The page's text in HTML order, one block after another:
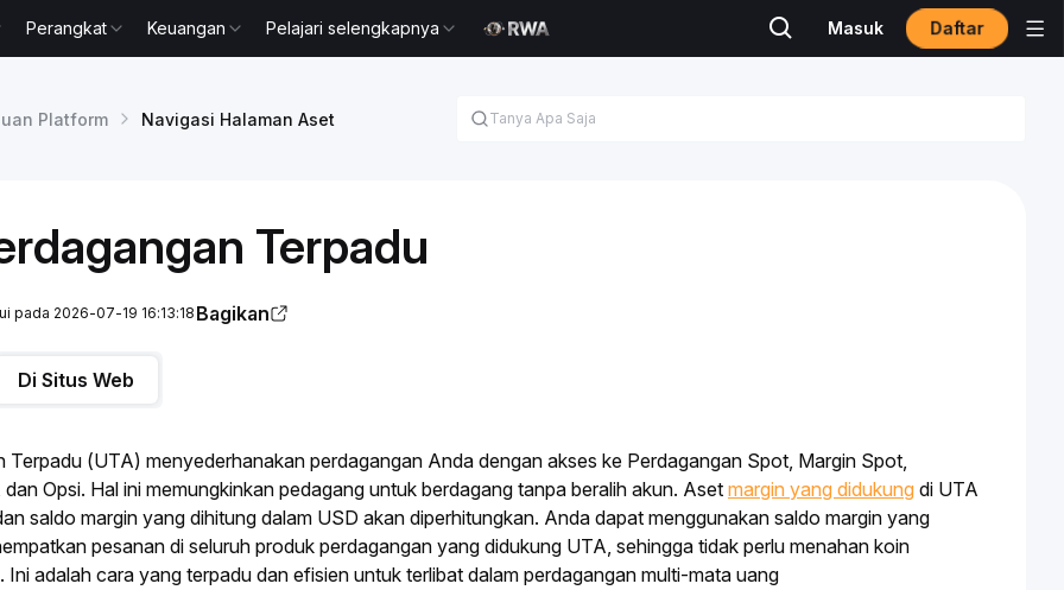
Perangkat Keuangan Pelajari selengkapnya Masuk Daftar
Platform Navigasi Halaman Aset
Terpadu
pada 2026-07-19 16:13:18 Bagikan
Di Situs Web
Terpadu (UTA) menyederhanakan perdagangan Anda dengan akses ke Perdagangan Spot, Margin Spot
dan Opsi. Hal ini memungkinkan pedagang untuk berdagang tanpa beralih akun. Aset margin yang didukung di UTA
saldo margin yang dihitung dalam USD akan diperhitungkan. Anda dapat menggunakan saldo margin yang
pesanan di seluruh produk perdagangan yang didukung UTA, sehingga tidak perlu menahan koin
Ini adalah cara yang terpadu dan efisien untuk terlibat dalam perdagangan multi-mata uang